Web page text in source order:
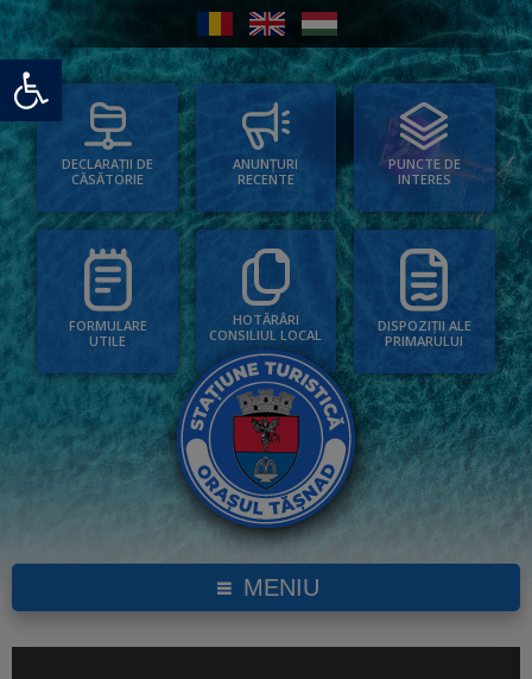
Deschide bara de unelte
DECLARAȚII DE
CĂSĂTORIE
ANUNȚURI
RECENTE
PUNCTE DE
INTERES
FORMULARE
UTILE
HOTĂRÂRI
CONSILIUL LOCAL
DISPOZIȚII ALE
PRIMARULUI
MENIU